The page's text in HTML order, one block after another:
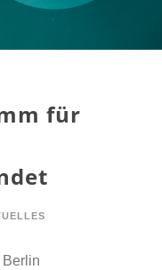
für
Berlin